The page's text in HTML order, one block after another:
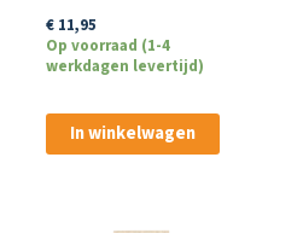
€11,95
Op voorraad (1-4
werkdagen levertijd)
In winkelwagen